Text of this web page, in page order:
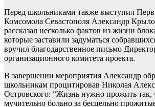
Перед школьниками также выступил
Комсомола Севастополя Александр
рассказал несколько фактов из жизни
которые заставили задуматься
вручил благодарственное письмо
организационного комитета проекта.
В завершении мероприятия Александр
школьникам процитировав Николая
Островского: “Жизнь нужно прожить
мучительно больно за бесцельно